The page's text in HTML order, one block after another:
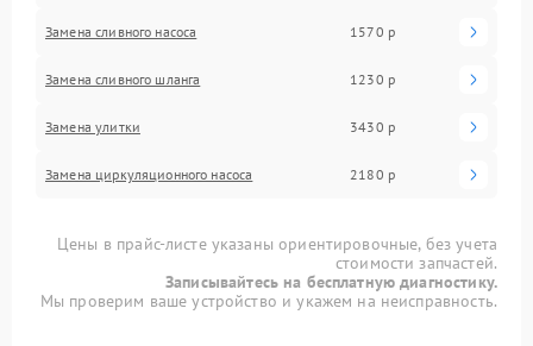
Замена сливного насоса 1570 р
Замена сливного шланга 1230 р
Замена улитки 3430 р
Замена циркуляционного насоса 2180 р
Цены в прайс-листе указаны ориентировочные, без учета
стоимости запчастей.
Записывайтесь на бесплатную диагностику.
Мы проверим ваше устройство и укажем на неисправность.